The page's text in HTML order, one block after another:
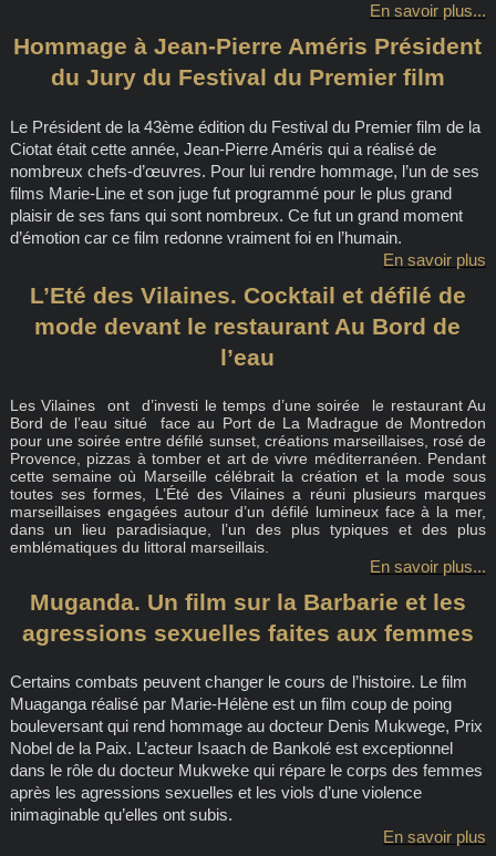
En savoir plus...
Hommage à Jean-Pierre Améris Président
du Jury du Festival du Premier film
Le Président de la 43ème édition du Festival du Premier film de la
Ciotat était cette année, Jean-Pierre Améris qui a réalisé de
nombreux chefs-d’œuvres. Pour lui rendre hommage, l’un de ses
films Marie-Line et son juge fut programmé pour le plus grand
plaisir de ses fans qui sont nombreux. Ce fut un grand moment
d’émotion car ce film redonne vraiment foi en l’humain.
En savoir plus
L’Eté des Vilaines. Cocktail et défilé de
mode devant le restaurant Au Bord de
l’eau
Les Vilaines ont d’investi le temps d’une soirée le restaurant Au
Bord de l’eau situé face au Port de La Madrague de Montredon
pour une soirée entre défilé sunset, créations marseillaises, rosé de
Provence, pizzas à tomber et art de vivre méditerranéen. Pendant
cette semaine où Marseille célébrait la création et la mode sous
toutes ses formes, L’Été des Vilaines a réuni plusieurs marques
marseillaises engagées autour d’un défilé lumineux face à la mer,
dans un lieu paradisiaque, l’un des plus typiques et des plus
emblématiques du littoral marseillais.
En savoir plus...
Muganda. Un film sur la Barbarie et les
agressions sexuelles faites aux femmes
Certains combats peuvent changer le cours de l’histoire. Le film
Muaganga réalisé par Marie-Hélène est un film coup de poing
bouleversant qui rend hommage au docteur Denis Mukwege, Prix
Nobel de la Paix. L’acteur Isaach de Bankolé est exceptionnel
dans le rôle du docteur Mukweke qui répare le corps des femmes
après les agressions sexuelles et les viols d’une violence
inimaginable qu’elles ont subis.
En savoir plus